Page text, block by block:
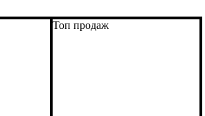
Топ продаж